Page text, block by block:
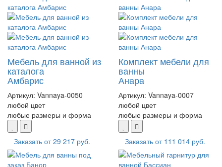
Мебель для ванной из
каталога
Амбарис
Артикул: Vannaya-0050
любой цвет
любые размеры и форма
Заказать от29 217 руб.
Комплект мебели для
ванны
Анара
Артикул: Vannaya-0007
любой цвет
любые размеры и форма
Заказать от 111 014 руб.